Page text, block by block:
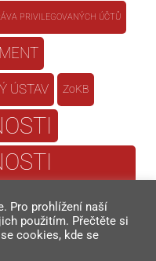
PRIVILEGOVANÝCH ÚČTŮ
ÚSTAV ZoKB
Pro prohlížení naší
použitím. Přečtěte si
cookies, kde se